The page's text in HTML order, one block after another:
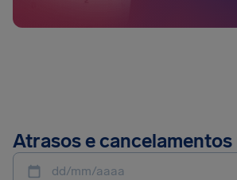
Atrasos e
dd/mm/aaaa